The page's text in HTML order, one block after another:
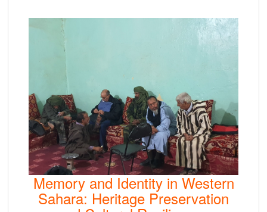
Memory and Identity in Western
Sahara: Heritage Preservation